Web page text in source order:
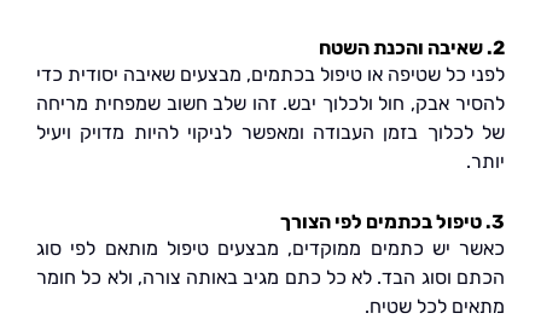
כל שטיפה או טיפול בכתמים, מבצעים שאיבה יסודית כדי
אבק, חול ולכלוך יבש. זהו שלב חשוב שמפחית מריחה
בזמן העבודה ומאפשר לניקוי להיות מדויק ויעיל
יש כתמים ממוקדים, מבצעים טיפול מותאם לפי סוג
וסוג הבד. לא כל כתם מגיב באותה צורה, ולא כל חומר
לכל שטיח.